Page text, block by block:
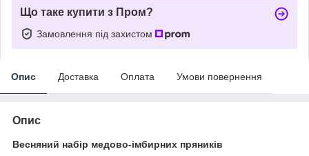
Що таке купити з Пром?
Замовлення під захистом
Опис Доставка Оплата Умови повернення
Опис
Весняний набір медово-імбирних пряників